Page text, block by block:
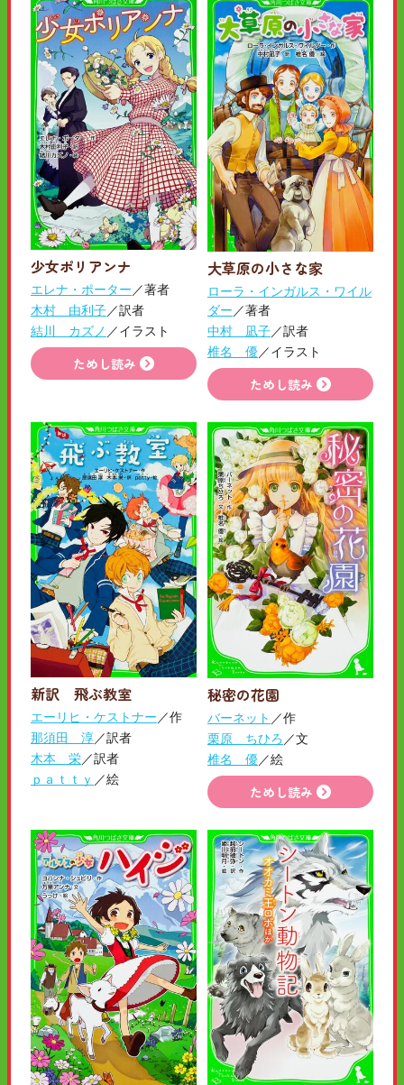
少女ポリアンナ
エレナ・ポーター ／著者
木村 由利子／訳者
結川 カズノ ／イラスト
ためし読み
大草原の小さな家
ローラ・インガルス・ワイル
ダー ／著者
中村 凪子／訳者
椎名 優／イラスト
ためし読み
新訳 飛ぶ教室
エーリヒ・ケストナー ／作
那須田 淳／訳者
木本 栄／訳者
ｐａｔｔｙ ／絵
秘密の花園
バーネット ／作
栗原 ちひろ ／文
椎名 優／絵
ためし読み